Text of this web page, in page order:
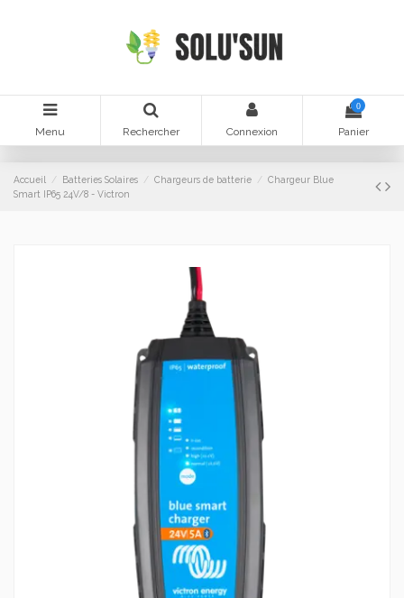
Menu Rechercher Connexion
0
Panier
Accueil Batteries Solaires Chargeurs de batterie
Chargeur Blue
Smart IP65 24V/8 - Victron